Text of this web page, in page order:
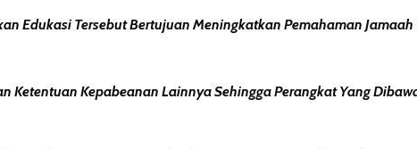
Edukasi Tersebut Bertujuan Meningkatkan Pemahaman
Ketentuan Kepabeanan Lainnya Sehingga Perangkat Yang